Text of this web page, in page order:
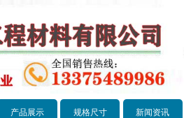
产品展示 规格尺寸 新闻资讯